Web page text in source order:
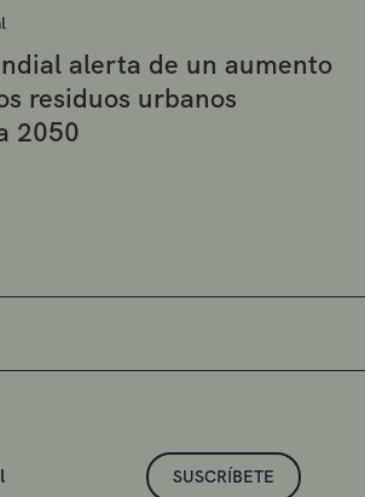
alerta de un aumento
residuos urbanos
2050
SUSCRÍBETE